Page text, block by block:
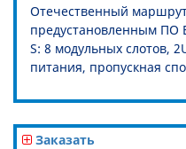
Отечественный
предустановленным ПО
S: 8 модульных слотов,
питания, пропускная
Заказать